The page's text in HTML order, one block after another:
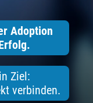
Adoption
Ziel:
verbinden.